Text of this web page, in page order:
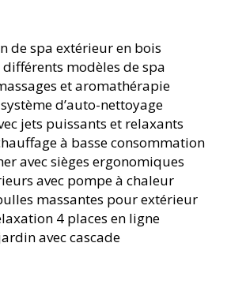
de spa extérieur en bois
modèles de spa
et aromathérapie
d’auto-nettoyage
jets puissants et relaxants
à basse consommation
avec sièges ergonomiques
avec pompe à chaleur
massantes pour extérieur
4 places en ligne
avec cascade